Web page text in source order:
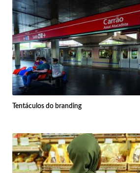
Tentáculos do branding